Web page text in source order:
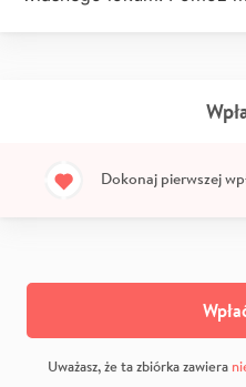
Dokonaj pierwszej
Uważasz, że ta zbiórka zawiera